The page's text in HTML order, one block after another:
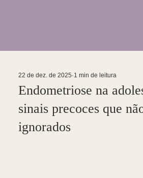
Endometriose na
sinais precoces que
ignorados
22 de dez. de 2025 1 min de leitura